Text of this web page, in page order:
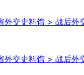
外交史料馆 > 战后外
外交史料馆 > 战后外